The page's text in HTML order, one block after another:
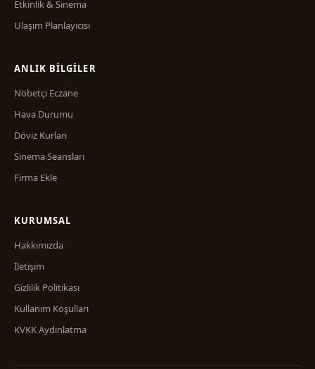
Etkinlik & Sinema
Ulaşım Planlayıcısı
ANLIK BILGILER
Nöbetçi Eczane
Hava Durumu
Döviz Kurları
Sinema Seansları
Firma Ekle
KURUMSAL
Hakkımızda
İletişim
Gizlilik Politikası
Kullanım Koşulları
KVKK Aydınlatma